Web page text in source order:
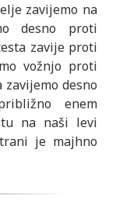
zavijemo na
desno proti
zavije proti
vožnjo proti
zavijemo desno
enem
na naši levi
je majhno